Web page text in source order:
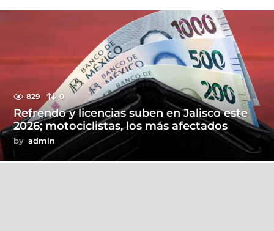
829 0
Refrendo y licencias suben en Jalisco este
2026; motociclistas, los más afectados
by admin